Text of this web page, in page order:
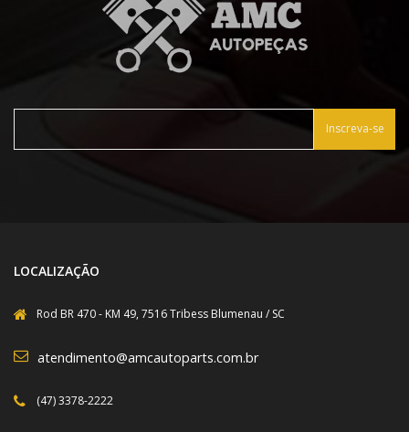
Inscreva-se
LOCALIZAÇÃO
Rod BR 470 - KM 49, 7516 Tribess Blumenau / SC
atendimento@amcautoparts.com.br
(47) 3378-2222